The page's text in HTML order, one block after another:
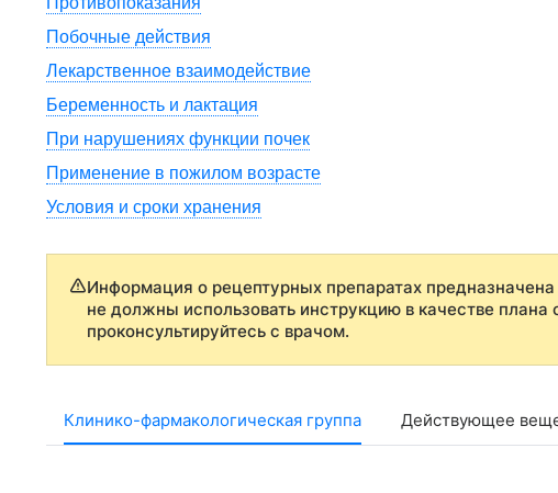
Побочные действия
Лекарственное взаимодействие
Беременность и лактация
При нарушениях функции почек
Применение в пожилом возрасте
Условия и сроки хранения
Информация о рецептурных препаратах
не должны использовать инструкцию в качестве
проконсультируйтесь с врачом.
Клинико-фармакологическая группа Действующее